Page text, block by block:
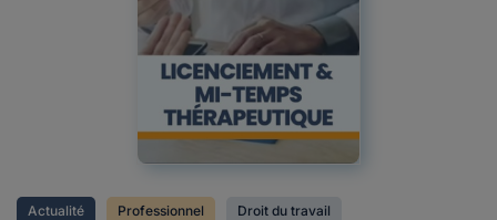
Actualité Professionnel Droit du travail